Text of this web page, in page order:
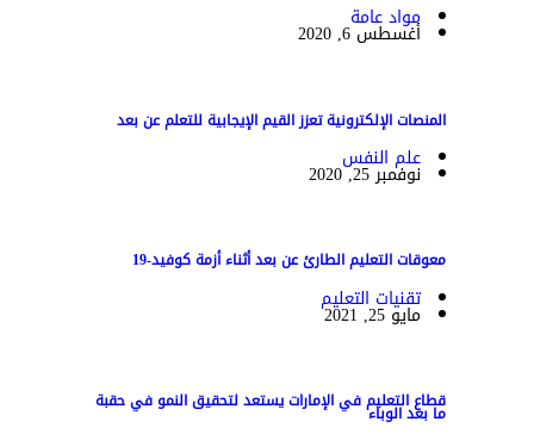
مواد عامة
أغسطس 6, 2020
المنصات الإلكترونية تعزز القيم الإيجابية للتعلم عن بعد
علم النفس
نوفمبر 25, 2020
معوقات التعليم الطارئ عن بعد أثناء أزمة كوفيد-19
تقنيات التعليم
مايو 25, 2021
قطاع التعليم في الإمارات يستعد لتحقيق النمو في حقبة
ما بعد الوباء